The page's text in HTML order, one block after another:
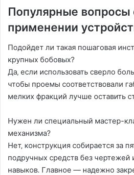
Популярные вопросы
применении
Подойдет ли такая пошаговая
крупных бобовых?
Да‚ если использовать сверло
чтобы проемы соответствовали
мелких фракций лучше оставить
Нужен ли специальный мастер-
механизма?
Нет‚ конструкция собирается за
подручных средств без чертежей
навыков. Главное — надежно